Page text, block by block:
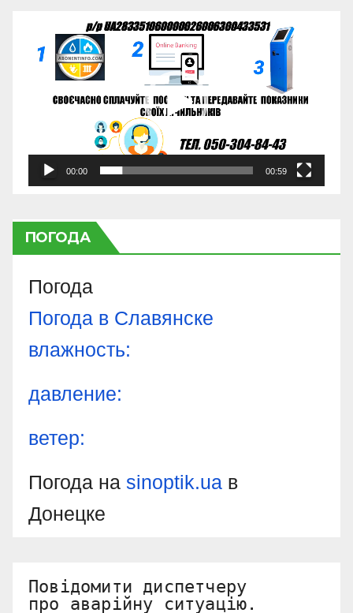
Відеопрогравач
00:00 00:59
ПОГОДА
Погода
Погода в Славянске
влажность:
давление:
ветер:
Погода на sinoptik.ua в
Донецке
Повідомити диспетчеру
про аварійну ситуацію.